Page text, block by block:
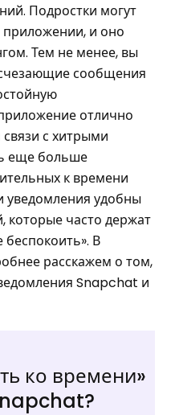
Подростки могут
приложении, и оно
Тем не менее, вы
сообщения
отлично
с хитрыми
еще больше
к времени
уведомления удобны
которые часто держат
В
расскажем о том,
Snapchat и
ко времени»